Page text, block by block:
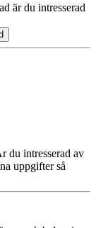
är du intresserad
du intresserad av
uppgifter så